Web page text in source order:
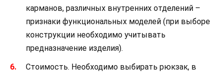
карманов, различных внутренних отделений –
признаки функциональных моделей (при выборе
конструкции необходимо учитывать
предназначение изделия).
Стоимость. Необходимо выбирать рюкзак, в